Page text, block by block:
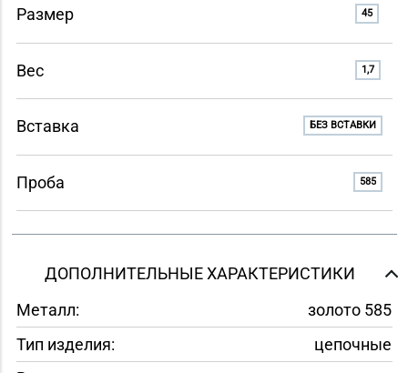
Размер 45
Вес 1,7
Вставка БЕЗ ВСТАВКИ
Проба 585
ДОПОЛНИТЕЛЬНЫЕ ХАРАКТЕРИСТИКИ
Металл:
золото 585
Тип изделия:
цепочные